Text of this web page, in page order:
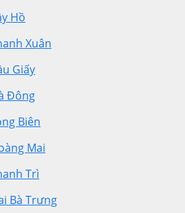
Hồ
Xuân
Giấy
Đông
Biên
Mai
Trì
Bà Trưng